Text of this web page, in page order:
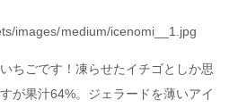
images/medium/icenomi__1.jpg
ちごです！凍らせたイチゴとしか思
が果汁64%。ジェラードを薄いアイ